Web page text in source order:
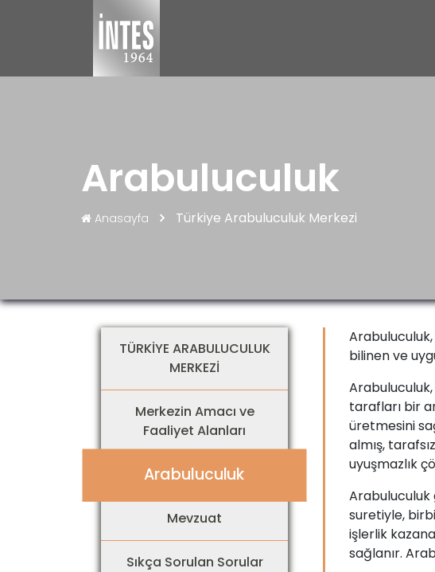
Arabuluculuk
Anasayfa Türkiye Arabuluculuk Merkezi
TÜRKİYE ARABULUCULUK
MERKEZİ
Merkezin Amacı ve
Faaliyet Alanları
Arabuluculuk
Mevzuat
Sıkça Sorulan Sorular
bilinen ve
tarafları bir
üretmesini
almış,
uyuşmazlık
Arabuluculuk
suretiyle,
işlerlik
sağlanır.